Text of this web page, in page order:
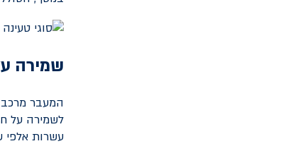
שמירה
המעבר מרכב
לשמירה על
עשרות אלפי